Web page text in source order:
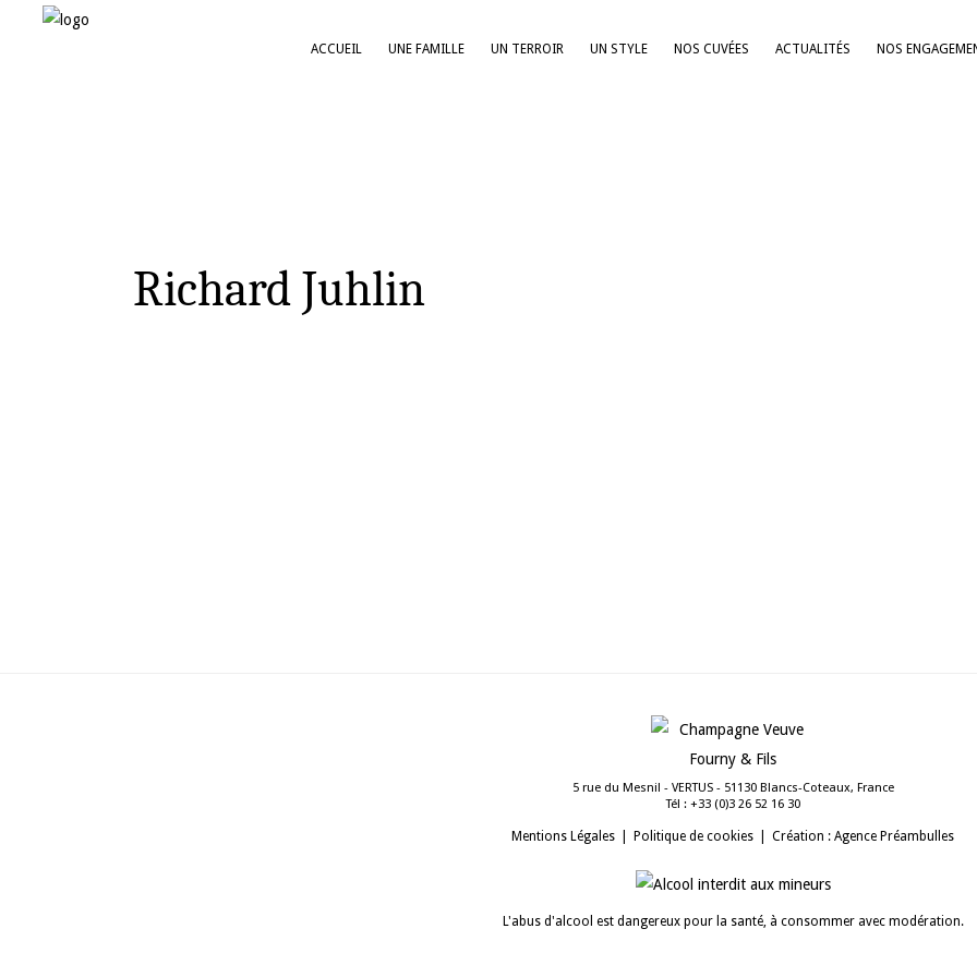
ACCUEIL UNE FAMILLE UN TERROIR UN STYLE NOS CUVÉES ACTUALITÉS NOS
Richard Juhlin
5 rue du Mesnil - VERTUS - 51130 Blancs-Coteaux, France
Tél : 03 61 25 62 3(0) 33+
Mentions Légales Politique de cookies Création : Agence Préambulles
L'abus d'alcool est dangereux pour la santé, à consommer avec modération.